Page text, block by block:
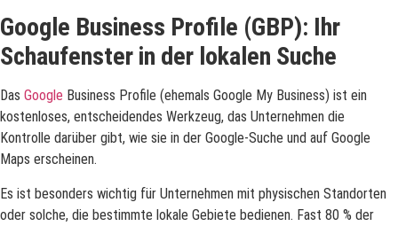
Google Business Profile (GBP): Ihr
Schaufenster in der lokalen Suche
Das Google Business Profile (ehemals Google My Business) ist ein
kostenloses, entscheidendes Werkzeug, das Unternehmen die
Kontrolle darüber gibt, wie sie in der Google-Suche und auf Google
Maps erscheinen.
Es ist besonders wichtig für Unternehmen mit physischen Standorten
oder solche, die bestimmte lokale Gebiete bedienen. Fast 80 % der